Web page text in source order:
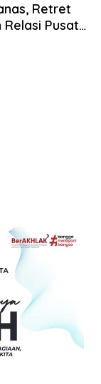
Retret
Pusat